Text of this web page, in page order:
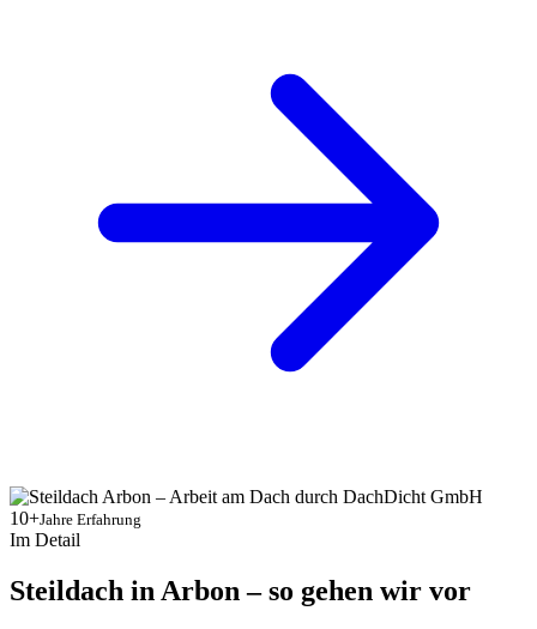
10+Jahre Erfahrung
Im Detail
Steildach in Arbon – so gehen wir vor